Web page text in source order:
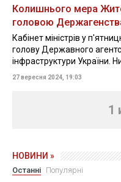
Колишнього мера
головою
Кабінет міністрів у
голову Державного
інфраструктури України.
27 вересня 2024, 19:03
1
НОВИНИ »
Останні Популярні